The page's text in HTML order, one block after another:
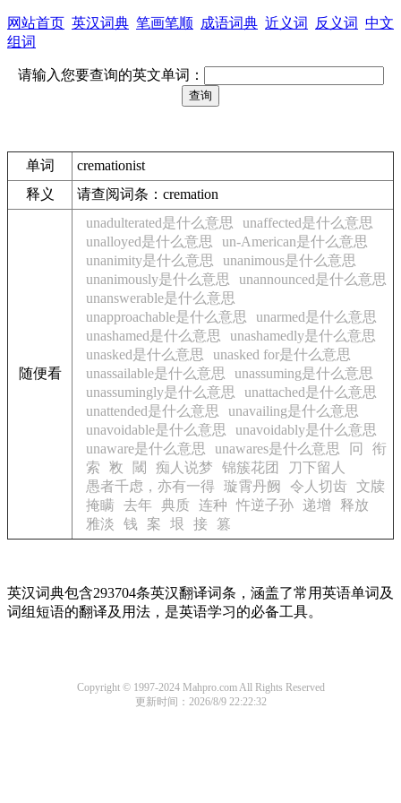
网站首页 英汉词典 笔画笔顺 成语词典 近义词 反义词 中文
组词
请输入您要查询的英文单词：
单词
cremationist
释义
请查阅词条：cremation
随便看
unadulterated是什么意思
unaffected是什么意思
unalloyed是什么意思
un-American是什么意思
unanimity是什么意思
unanimous是什么意思
unanimously是什么意思
unannounced是什么意思
unanswerable是什么意思
unapproachable是什么意思
unarmed是什么意思
unashamed是什么意思
unashamedly是什么意思
unasked是什么意思
unasked for是什么意思
unassailable是什么意思
unassuming是什么意思
unassumingly是什么意思
unattached是什么意思
unattended是什么意思
unavailing是什么意思
unavoidable是什么意思
unavoidably是什么意思
unaware是什么意思
unawares是什么意思 冋
衔
索
敉 閾 痴人说梦 锦簇花团
刀下留人
愚者千虑，亦有一得
璇霄丹阙 令人切齿
文牍
掩瞒
去年 典质 连种 忤逆子孙 递增
释放
雅淡
钱 案 垠 接 篡
英汉词典包含293704条英汉翻译词条，涵盖了常用英语单词及
词组短语的翻译及用法，是英语学习的必备工具。
Copyright © 1997-2024 Mahpro.com All Rights Reserved
更新时间：2026/8/9 22:22:32